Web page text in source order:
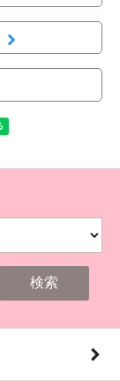
検索